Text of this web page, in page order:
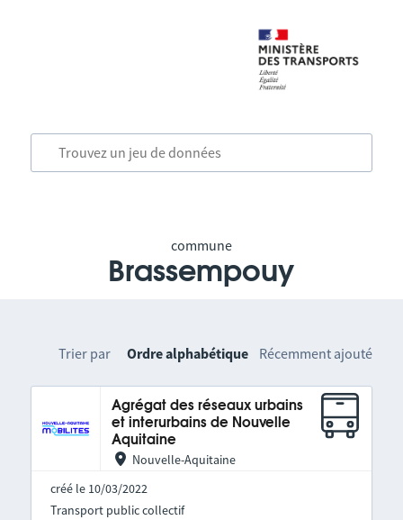
commune
Brassempouy
Trier par Ordre alphabétique Récemment ajouté
Agrégat des réseaux urbains
et interurbains de Nouvelle
Aquitaine
Nouvelle-Aquitaine
créé le 10/03/2022
Transport public collectif